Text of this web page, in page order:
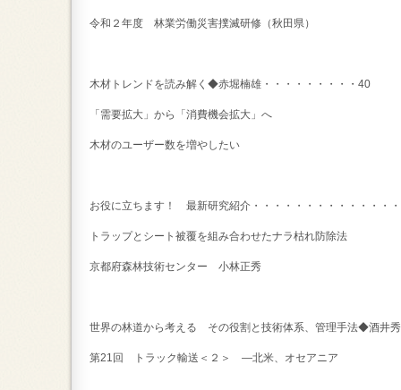
令和２年度 林業労働災害撲滅研修（秋田県）
木材トレンドを読み解く◆赤堀楠雄・・・・・・・・・40
「需要拡大」から「消費機会拡大」へ
木材のユーザー数を増やしたい
お役に立ちます！ 最新研究紹介・・・・・・・・・・・・・
トラップとシート被覆を組み合わせたナラ枯れ防除法
京都府森林技術センター 小林正秀
世界の林道から考える その役割と技術体系、管理手法◆酒井
第21回 トラック輸送＜２＞ ―北米、オセアニア